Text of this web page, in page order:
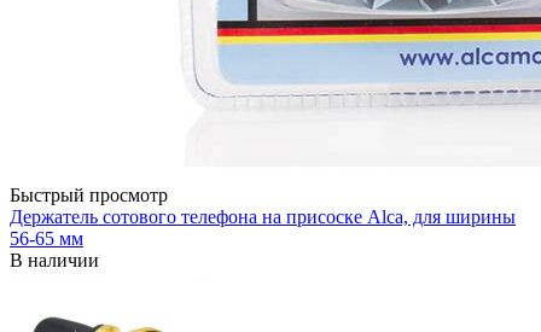
Быстрый просмотр
Держатель сотового телефона на присоске Alca, для ширины
56-65 мм
В наличии